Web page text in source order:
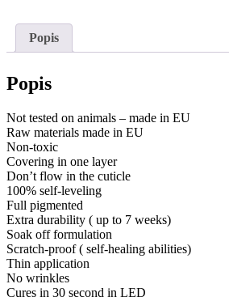
Popis
Popis
Not tested on animals – made in EU
Raw materials made in EU
Non-toxic
Covering in one layer
Don’t flow in the cuticle
100% self-leveling
Full pigmented
Extra durability ( up to 7 weeks)
Soak off formulation
Scratch-proof ( self-healing abilities)
Thin application
No wrinkles
Cures in 30 second in LED